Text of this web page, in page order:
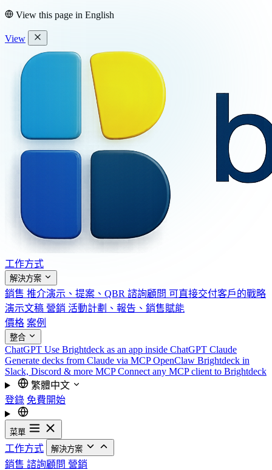
View this page in English
View
工作方式
解決方案
銷售 推介演示、提案、QBR 諮詢顧問 可直接交付客戶的戰略
演示文稿 營銷 活動計劃、報告、銷售賦能
價格 案例
整合
ChatGPT Use Brightdeck as an app inside ChatGPT Claude
Generate decks from Claude via MCP OpenClaw Brightdeck in
Slack, Discord & more MCP Connect any MCP client to Brightdeck
繁體中文
登錄 免費開始
菜單
工作方式 解決方案
銷售 諮詢顧問 營銷